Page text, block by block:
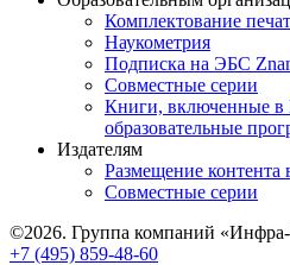
Комплектование
Наукометрия
Подписка на ЭБС
Совместные серии
Книги, включенные
образовательные
Издателям
Размещение
Совместные серии
©2026. Группа компаний
+7 (495) 859-48-60